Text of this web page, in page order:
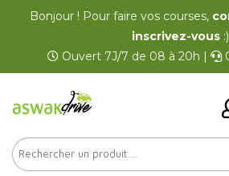
Bonjour ! Pour faire vos courses,
inscrivez-vous:)
Ouvert 7J/7 de 08 à 20h |